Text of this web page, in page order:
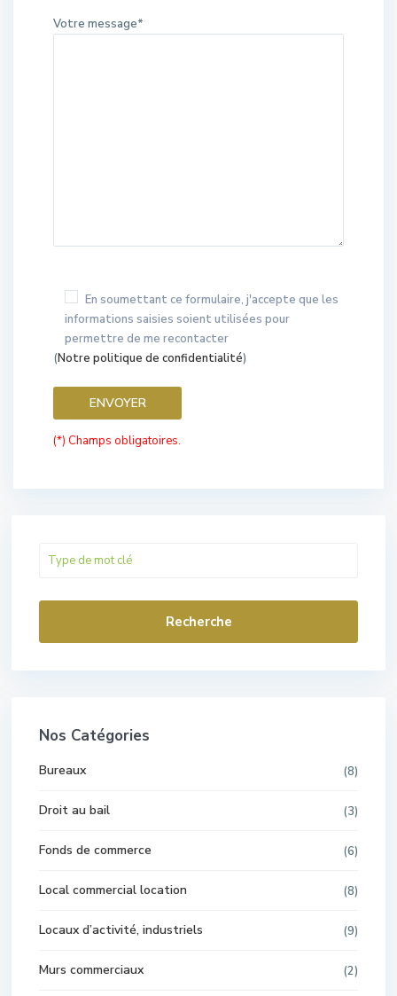
Votre message*
En soumettant ce formulaire, j'accepte que les
informations saisies soient utilisées pour
permettre de me recontacter
(Notre politique de confidentialité)
(*) Champs obligatoires.
Recherche
Nos Catégories
Bureaux (8)
Droit au bail (3)
Fonds de commerce (6)
Local commercial location (8)
Locaux d’activité, industriels (9)
Murs commerciaux (2)